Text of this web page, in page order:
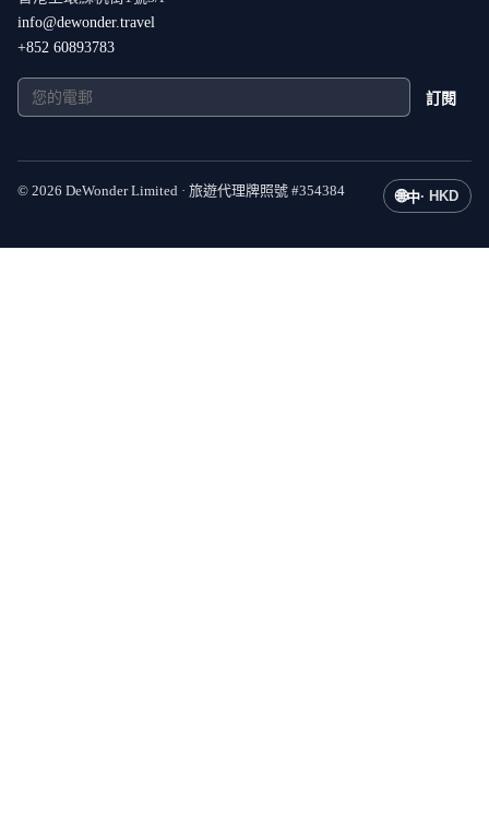
info@dewonder.travel
+852 60893783
訂閱
© 2026 DeWonder Limited · 旅遊代理牌照號 #354384 🌐中· HKD